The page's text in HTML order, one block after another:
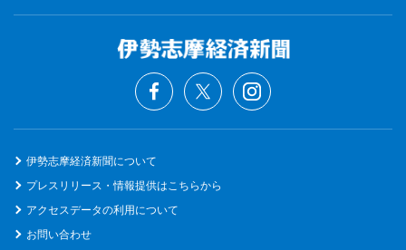
伊勢志摩経済新聞について
プレスリリース・情報提供はこちらから
アクセスデータの利用について
お問い合わせ